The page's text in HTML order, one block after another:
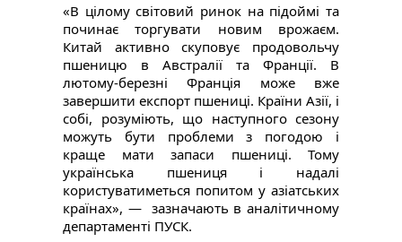
«В цілому світовий ринок на підоймі та
починає торгувати новим врожаєм.
Китай активно скуповує продовольчу
пшеницю в Австралії та Франції. В
лютому-березні Франція може вже
завершити експорт пшениці. Країни Азії, і
собі, розуміють, що наступного сезону
можуть бути проблеми з погодою і
краще мати запаси пшениці. Тому
українська пшениця і надалі
користуватиметься попитом у азіатських
країнах», — зазначають в аналітичному
департаменті ПУСК.